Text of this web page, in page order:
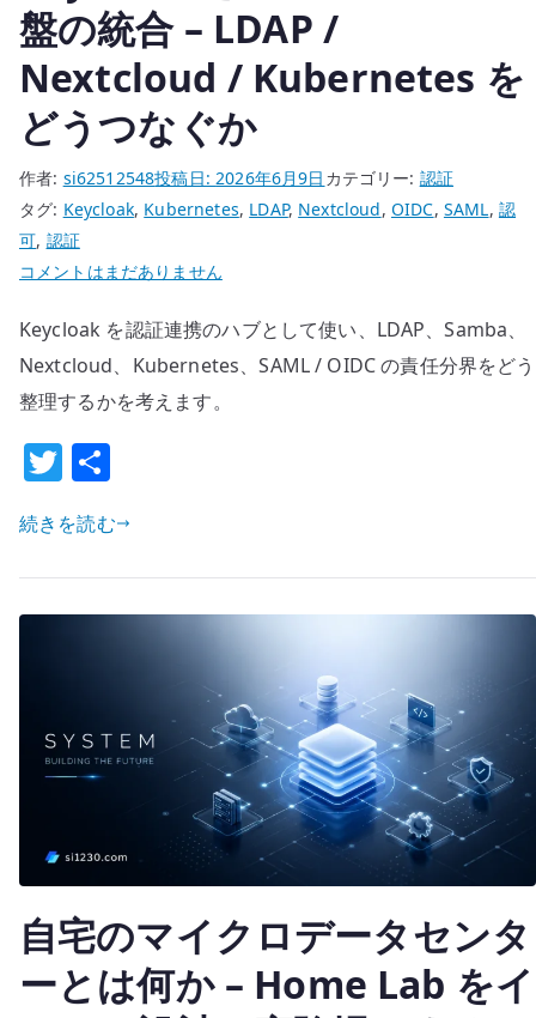
盤の統合 – LDAP /
Nextcloud / Kubernetes を
どうつなぐか
作者: si62512548投稿日:2026年6月9日 カテゴリー: 認証
タグ: Keycloak, Kubernetes, LDAP, Nextcloud, OIDC, SAML, 認
可, 認証
Keycloak
利
用
し
認
証
基
の
統
Nextcloud
ど
う
つ
な
コメントはまだありません
Keycloak を認証連携のハブとして使い、LDAP、Samba、
Nextcloud、Kubernetes、SAML / OIDC の責任分界をどう
整理するかを考えます。
T
w
it
te
r
続きを読む
自宅のマイクロデータセンタ
ーとは何か – Home Lab をイ